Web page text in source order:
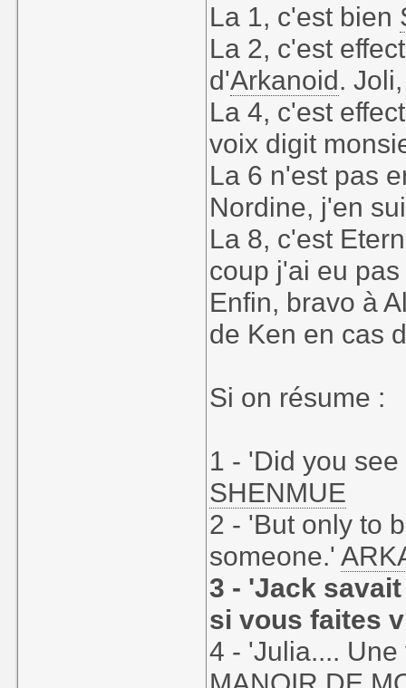
La 1, c'est bien
La 2, c'est
d'Arkanoid.
La 4, c'est
voix digit
La 6 n'est pas
Nordine, j'en
La 8, c'est
coup j'ai eu
Enfin, bravo à
de Ken en cas
Si on résume :
1 - 'Did you
SHENMUE
2 - 'But only to
someone.'
3 - 'Jack
si vous faites
4 - 'Julia....